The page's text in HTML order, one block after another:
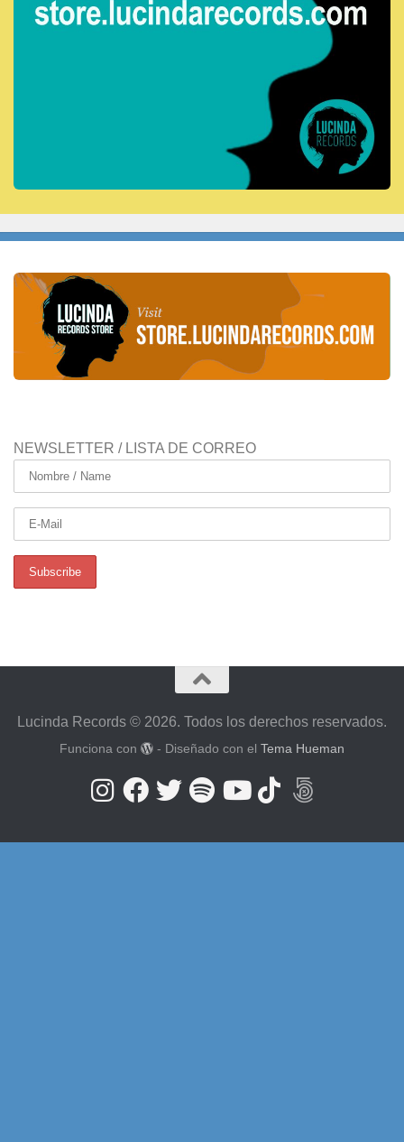
NEWSLETTER / LISTA DE CORREO
Lucinda Records © 2026. Todos los derechos reservados.
Funciona con - Diseñado con el Tema Hueman